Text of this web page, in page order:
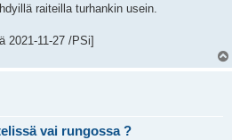
raiteilla turhankin usein.
2021-11-27 /PSi]
vai rungossa ?